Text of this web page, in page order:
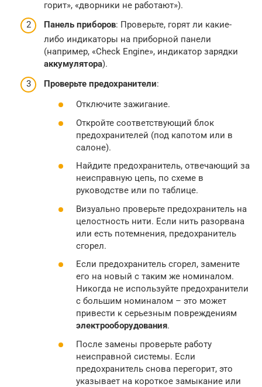
горит», «дворники не работают»).
Панель приборов: Проверьте, горят ли какие-
либо индикаторы на приборной панели
(например, «Check Engine», индикатор зарядки
аккумулятора).
Проверьте предохранители:
Отключите зажигание.
Откройте соответствующий блок
предохранителей (под капотом или в
салоне).
Найдите предохранитель, отвечающий за
неисправную цепь, по схеме в
руководстве или по таблице.
Визуально проверьте предохранитель на
целостность нити. Если нить разорвана
или есть потемнения, предохранитель
сгорел.
Если предохранитель сгорел, замените
его на новый с таким же номиналом.
Никогда не используйте предохранители
с большим номиналом – это может
привести к серьезным повреждениям
электрооборудования.
После замены проверьте работу
неисправной системы. Если
предохранитель снова перегорит, это
указывает на короткое замыкание или